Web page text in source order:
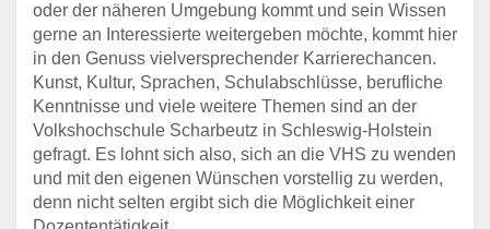
oder der näheren Umgebung kommt und sein Wissen
gerne an Interessierte weitergeben möchte, kommt hier
in den Genuss vielversprechender Karrierechancen.
Kunst, Kultur, Sprachen, Schulabschlüsse, berufliche
Kenntnisse und viele weitere Themen sind an der
Volkshochschule Scharbeutz in Schleswig-Holstein
gefragt. Es lohnt sich also, sich an die VHS zu wenden
und mit den eigenen Wünschen vorstellig zu werden,
denn nicht selten ergibt sich die Möglichkeit einer